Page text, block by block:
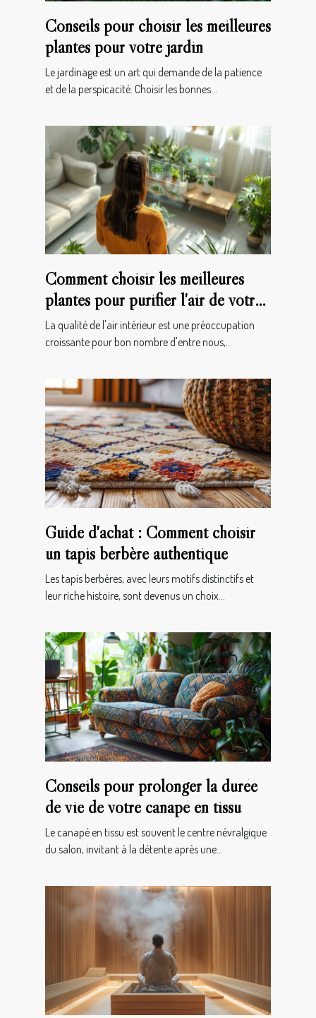
Conseils pour choisir les meilleures
plantes pour votre jardin
Le jardinage est un art qui demande de la patience
et de la perspicacité. Choisir les bonnes...
Comment choisir les meilleures
plantes pour purifier l'air de votre
maison
La qualité de l'air intérieur est une préoccupation
croissante pour bon nombre d'entre nous,...
Guide d'achat : Comment choisir
un tapis berbère authentique
Les tapis berbères, avec leurs motifs distinctifs et
leur riche histoire, sont devenus un choix...
Conseils pour prolonger la durée
de vie de votre canapé en tissu
Le canapé en tissu est souvent le centre névralgique
du salon, invitant à la détente après une...